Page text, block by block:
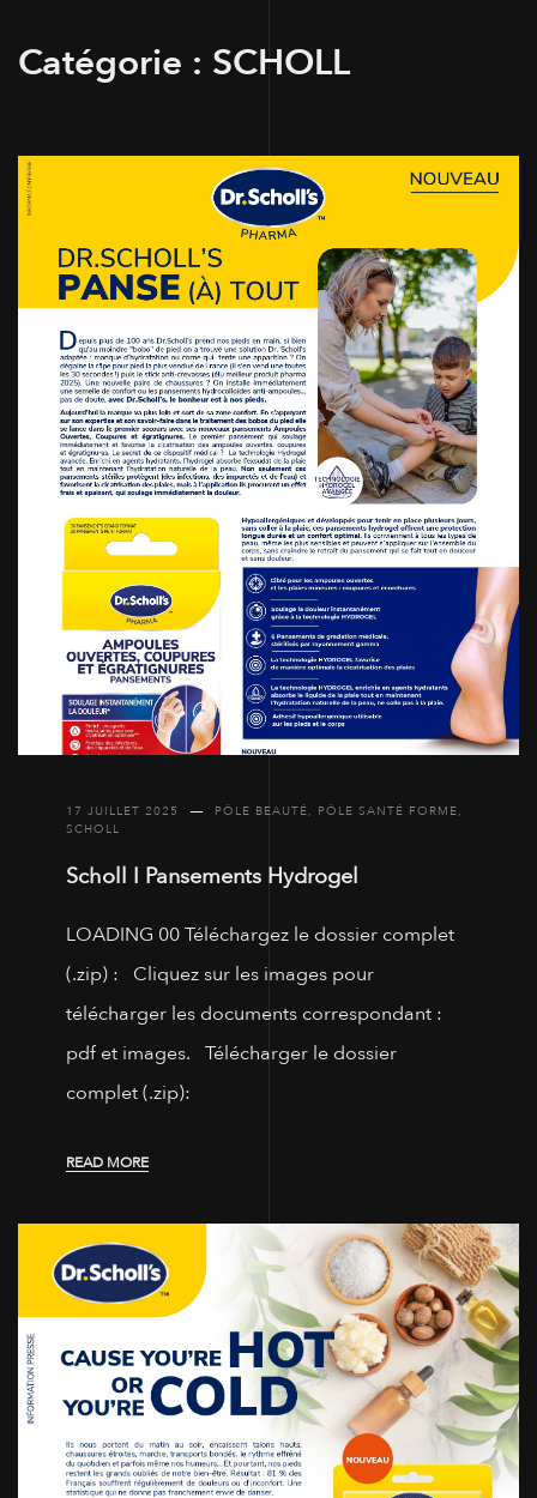
Catégorie : SCHOLL
17 JUILLET 2025 PÔLE BEAUTÉ, PÔLE SANTÉ FORME,
SCHOLL
Scholl I Pansements Hydrogel
LOADING 00 Téléchargez le dossier complet
(.zip) : Cliquez sur les images pour
télécharger les documents correspondant :
pdf et images. Télécharger le dossier
complet (.zip):
READ MORE